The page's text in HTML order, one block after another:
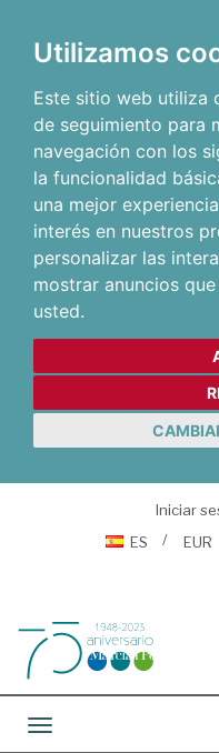
Utilizamos
Este sitio web utiliza
de seguimiento para
navegación con los
la funcionalidad
una mejor
interés en nuestros
personalizar las
mostrar anuncios
usted.
Iniciar
ES
EUR
Toggle navigation